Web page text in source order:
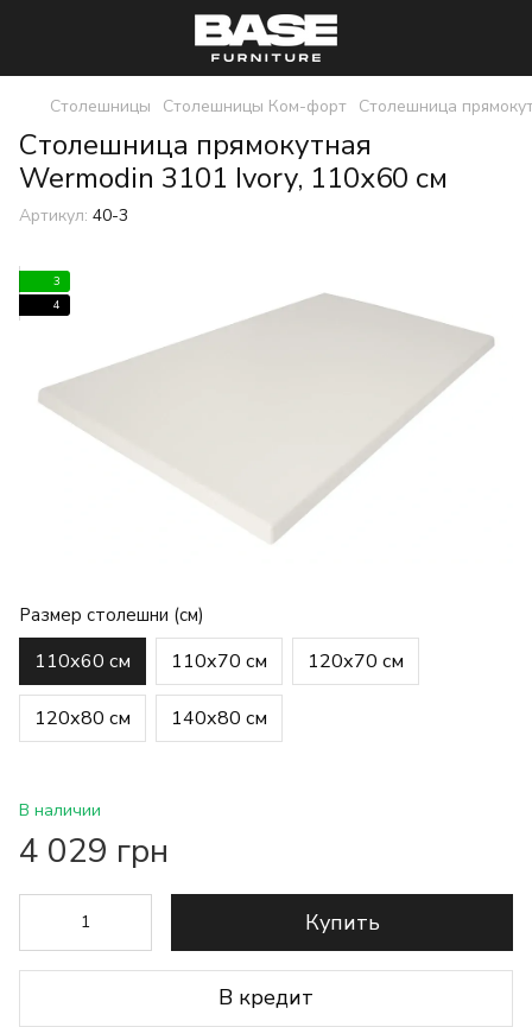
Столешницы Столешницы Ком-форт Столешница
Столешница прямокутная
Wermodin 3101 Ivory, 110х60 см
Артикул: 40-3
3
4
Размер столешни (см)
110х60 см 110х70 см 120х70 см
120х80 см 140х80 см
В наличии
4 029 грн
Купить
В кредит